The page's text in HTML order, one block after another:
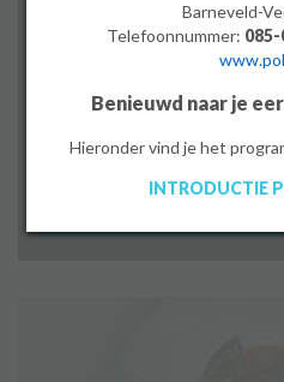
Barneveld-
Telefoonnummer: 085-
Benieuwd naar je
Hieronder vind je het
INTRODUCTIE
DE